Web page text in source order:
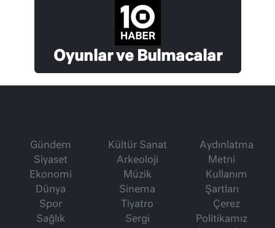
Oyunlar ve Bulmacalar
Gündem
Siyaset
Ekonomi
Dünya
Spor
Sağlık
Kültür Sanat
Arkeoloji
Müzik
Sinema
Tiyatro
Sergi
Aydınlatma
Metni
Kullanım
Şartları
Çerez
Politikamız